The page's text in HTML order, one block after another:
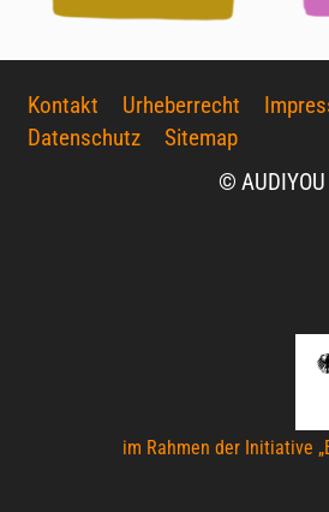
Kontakt Urheberrecht
Datenschutz
Sitemap
©
im Rahmen der Initiative